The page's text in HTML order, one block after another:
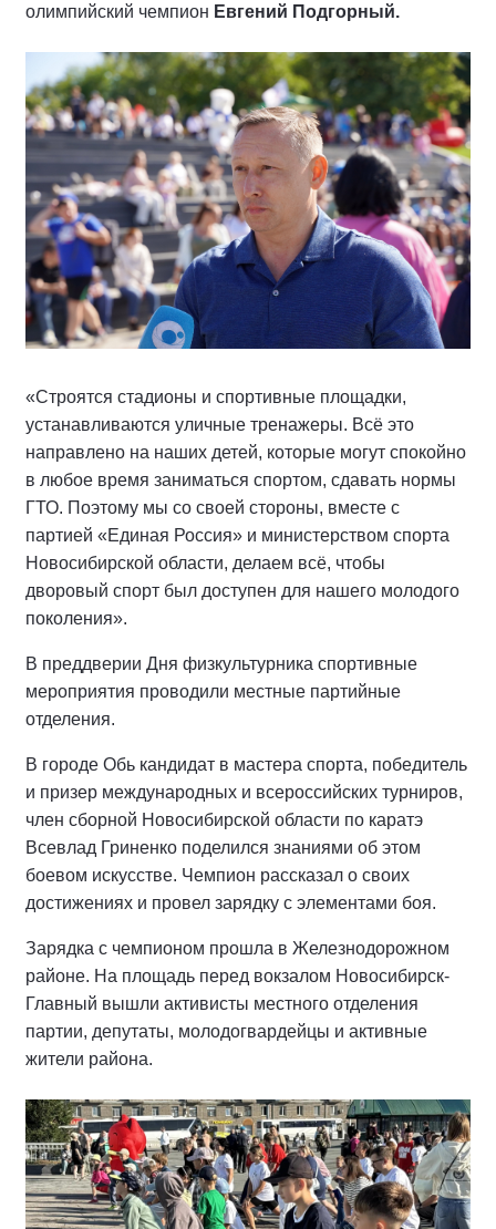
олимпийский чемпион Евгений Подгорный.
«Строятся стадионы и спортивные площадки,
устанавливаются уличные тренажеры. Всё это
направлено на наших детей, которые могут спокойно
в любое время заниматься спортом, сдавать нормы
ГТО. Поэтому мы со своей стороны, вместе с
партией «Единая Россия» и министерством спорта
Новосибирской области, делаем всё, чтобы
дворовый спорт был доступен для нашего молодого
поколения».
В преддверии Дня физкультурника спортивные
мероприятия проводили местные партийные
отделения.
В городе Обь кандидат в мастера спорта, победитель
и призер международных и всероссийских турниров,
член сборной Новосибирской области по каратэ
Всевлад Гриненко поделился знаниями об этом
боевом искусстве. Чемпион рассказал о своих
достижениях и провел зарядку с элементами боя.
Зарядка с чемпионом прошла в Железнодорожном
районе. На площадь перед вокзалом Новосибирск-
Главный вышли активисты местного отделения
партии, депутаты, молодогвардейцы и активные
жители района.